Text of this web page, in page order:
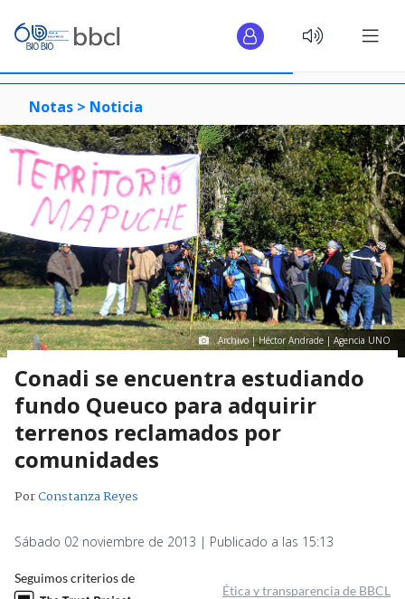
Notas > Noticia
Archivo | Héctor Andrade | Agencia UNO
Conadi se encuentra estudiando
fundo Queuco para adquirir
terrenos reclamados por
comunidades
PorConstanza Reyes
Sábado 02 noviembre de 2013 | Publicado a las 15:13
Seguimos criterios de
Ética y transparencia de BBCL